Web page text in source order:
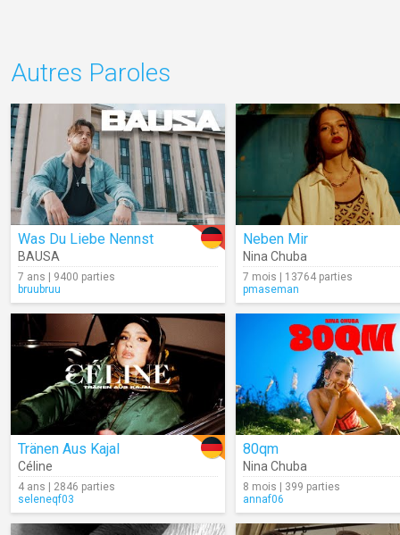
Autres Paroles
Was Du Liebe Nennst
BAUSA
7 ans | 9400 parties
bruubruu
Neben Mir
Nina Chuba
7 mois | 13764 parties
pmaseman
Tränen Aus Kajal
Céline
4 ans | 2846 parties
seleneqf03
80qm
Nina Chuba
8 mois | 399 parties
annaf06